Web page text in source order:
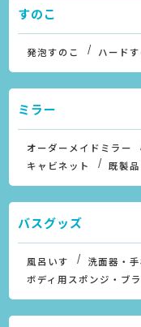
すのこ
発泡すのこ ハード
ミラー
オーダーメイドミラー
キャビネット
既製品
バスグッズ
風呂いす 洗面器・
ボディ用スポンジ・ブ